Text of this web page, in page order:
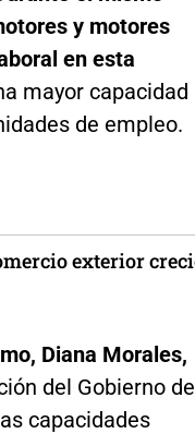
y motores
en esta
mayor capacidad
de empleo.
exterior
Diana Morales,
del Gobierno
capacidades